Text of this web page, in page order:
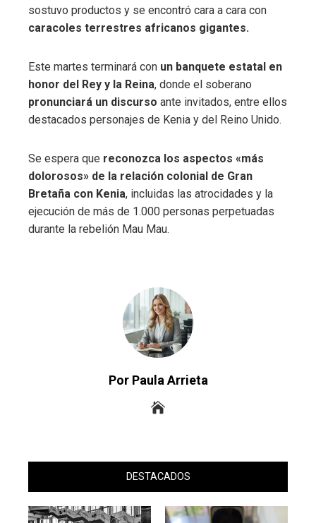
sostuvo productos y se encontró cara a cara con
caracoles terrestres africanos gigantes.
Este martes terminará con un banquete estatal en
honor del Rey y la Reina, donde el soberano
pronunciará un discurso ante invitados, entre ellos
destacados personajes de Kenia y del Reino Unido.
Se espera que reconozca los aspectos «más
dolorosos» de la relación colonial de Gran
Bretaña con Kenia, incluidas las atrocidades y la
ejecución de más de 1.000 personas perpetuadas
durante la rebelión Mau Mau.
Por Paula Arrieta
DESTACADOS